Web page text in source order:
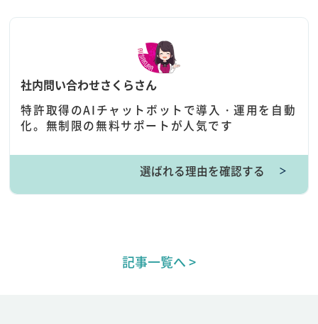
社内問い合わせさくらさん
特許取得のAIチャットボットで導入・運用を自動
化。無制限の無料サポートが人気です
選ばれる理由を確認する ＞
記事一覧へ >